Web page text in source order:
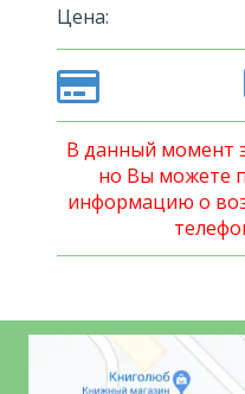
Цена:
В данный момент
но Вы можете
информацию о